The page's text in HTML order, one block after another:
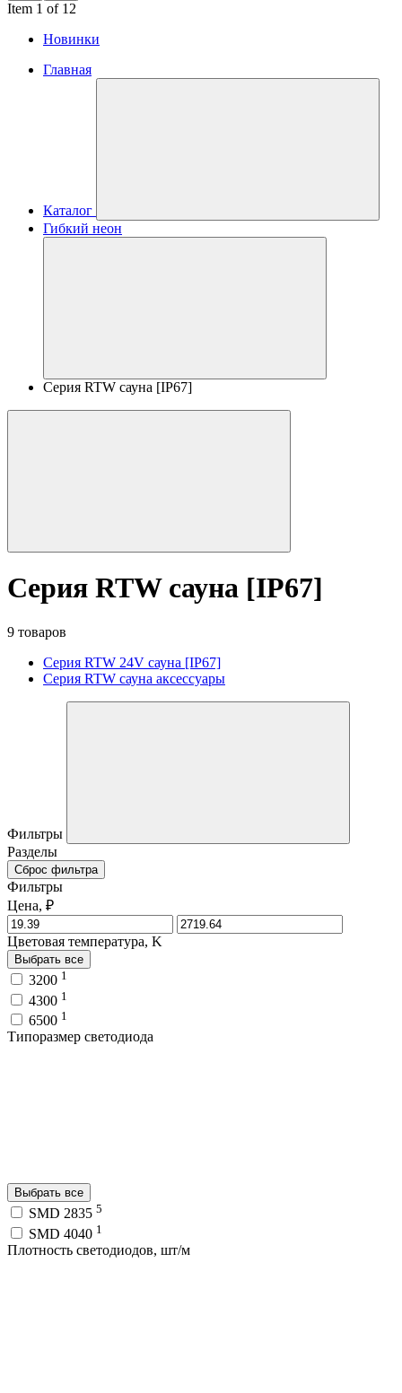
Item 1 of 12
Новинки
Главная
Каталог
Гибкий неон
Серия RTW сауна [IP67]
Серия RTW сауна [IP67]
9 товаров
Серия RTW 24V сауна [IP67]
Серия RTW сауна аксессуары
Фильтры
Разделы
Сброс фильтра
Фильтры
Цена, ₽
Цветовая температура, K
Выбрать все
3200 1
4300 1
6500 1
Типоразмер светодиода
Выбрать все
SMD 2835 5
SMD 4040 1
Плотность светодиодов, шт/м